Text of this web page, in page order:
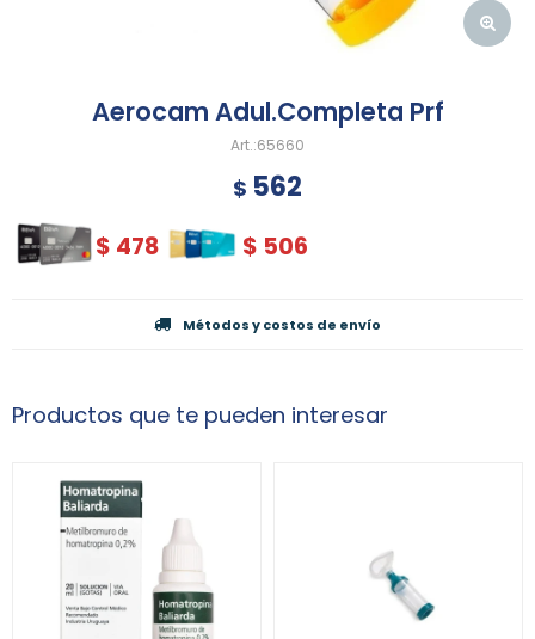
Aerocam Adul.Completa Prf
65660
$ 562
$ 478 $ 506
Métodos y costos de envío
Productos que te pueden interesar